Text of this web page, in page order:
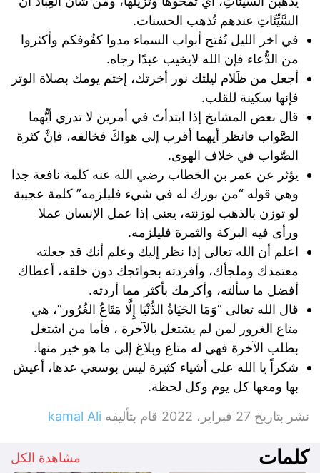
السَّيِّئَاتِ عندهم تُذهب الحسنات.
في اخر الليل تُفتح أبواب السماء مدوا كفُوفكم وأكثروا
من الدُّعاء فإن الله لايخيب عبدًا رجاه.
أجعل من ظَلام ليلتك نور أخرتك، إختم يومك بصلاة الوتر
فإنها سكينة للقلب.
قال بعض المشايخ إذا ابتدأتَ في أمرين لا تدري أيُّهما
الصَّواب فانظر أيهما أقرب إلى هواكَ فخالفه، فإنَّ كثرة
الصَّواب في خلاف الهوى.
يؤثر عن عمر بن الخطاب رضي الله عنه كلمة نافعة جدا
وهي قوله “من بورك له في شيء فليلزمه” كلمة عجيبة
لو توزن بالذهب لوزنته، يعني إذا عمل الإنسان عملا
ورأى فيه البركة والثمرة فليلزمه.
اعلم أن الله تعالى إذا نظر إليك وعلم أنك قد جعلته
معتمدك وملجأك، وأفردته بحوائجك دون خلقه، أعطاك
أفضل ما سألته، وأكرمك بأكثر مما أردته.
قال الله تعالى “وَمَا الحَيَاةُ الدُّنْيَا إِلَّا مَتَاعُ الغُرُور”، هي
متاع الغرور لمن لم يشتغل بالآخرة ، فأما من اشتغل
بطلب الآخرة فهي له متاع وبلاغ إلى ما هو خير منها.
‏شكراً يا الله على أشياء كثيرة ليس بوسعي عدها، أعيش
بها ومعها كل يوم وكل لحظة.
نشر بتاريخ 27 فبراير، 2022 قام بتأليفه kamal Ali
كلمات مشاهدة الكل